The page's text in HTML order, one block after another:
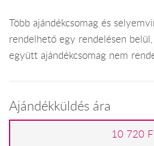
Több ajándékcsomag és
rendelhető egy rendelésen
együtt ajándékcsomag nem
Ajándékküldés ára
10 720